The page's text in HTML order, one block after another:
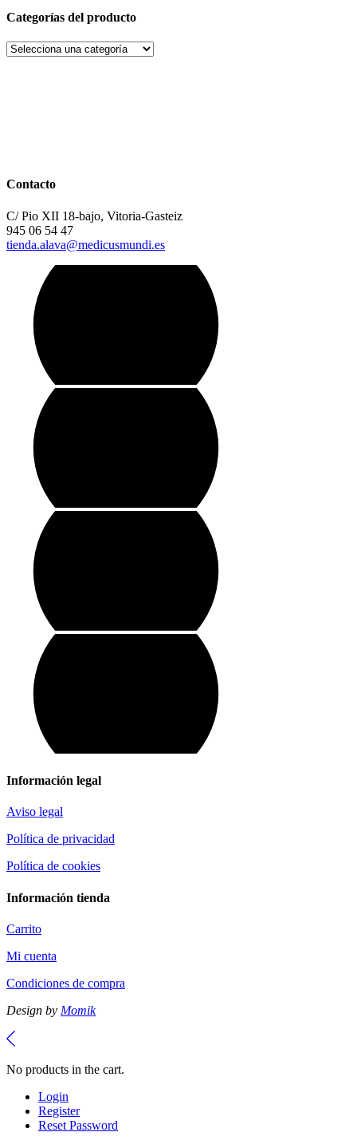
Categorías del producto
Contacto
C/ Pio XII 18-bajo, Vitoria-Gasteiz
945 06 54 47
tienda.alava@medicusmundi.es
Información legal
Aviso legal
Política de privacidad
Política de cookies
Información tienda
Carrito
Mi cuenta
Condiciones de compra
Design by Momik
No products in the cart.
Login
Register
Reset Password